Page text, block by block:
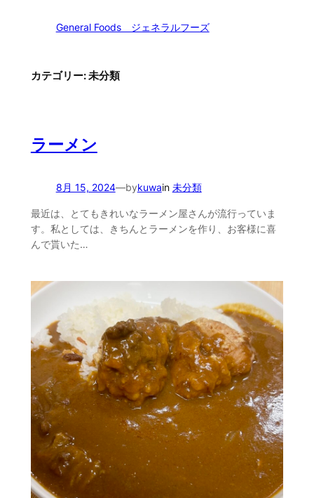
General Foods ジェネラルフーズ
カテゴリー:未分類
ラーメン
8月 15, 2024—bykuwain 未分類
最近は、とてもきれいなラーメン屋さんが流行っていま
す。私としては、きちんとラーメンを作り、お客様に喜
んで貰いた…